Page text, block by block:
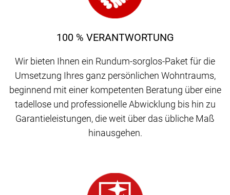
100 % VERANTWORTUNG
Wir bieten Ihnen ein Rundum-sorglos-Paket für die
Umsetzung Ihres ganz persönlichen Wohntraums,
beginnend mit einer kompetenten Beratung über eine
tadellose und professionelle Abwicklung bis hin zu
Garantieleistungen, die weit über das übliche Maß
hinausgehen.